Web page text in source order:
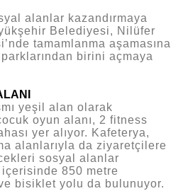
alanlar kazandırmaya
Belediyesi, Nilüfer
tamamlanma aşamasına
birini açmaya
yeşil alan olarak
oyun alanı, 2 fitness
yer alıyor. Kafeterya,
alanlarıyla da ziyaretçilere
sosyal alanlar
850 metre
bisiklet yolu da bulunuyor.